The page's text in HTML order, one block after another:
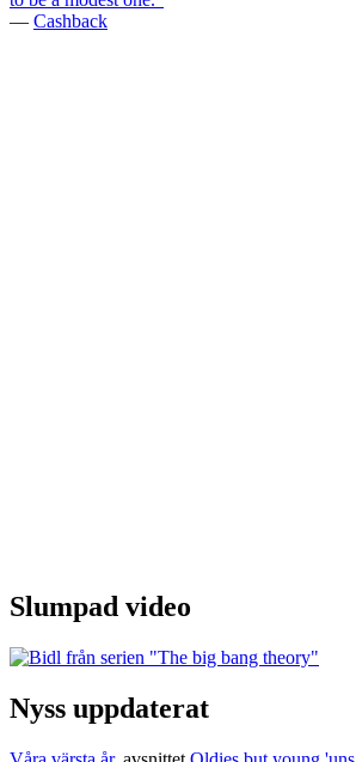
— Cashback
Slumpad video
Nyss uppdaterat